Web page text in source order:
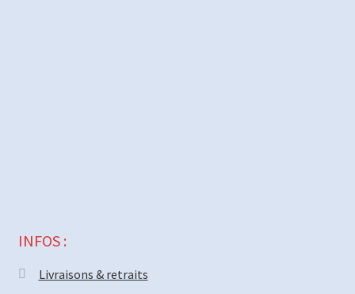
INFOS :
Livraisons & retraits